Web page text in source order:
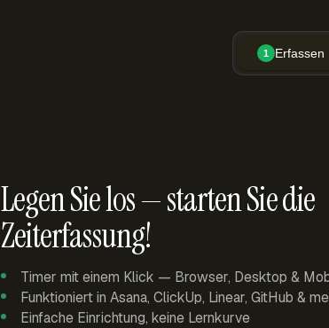
1 Erfassen
Legen Sie los — starten Sie die
Zeiterfassung!
Timer mit einem Klick — Browser, Desktop &
Funktioniert in Asana, ClickUp, Linear, GitHub &
Einfache Einrichtung, keine Lernkurve